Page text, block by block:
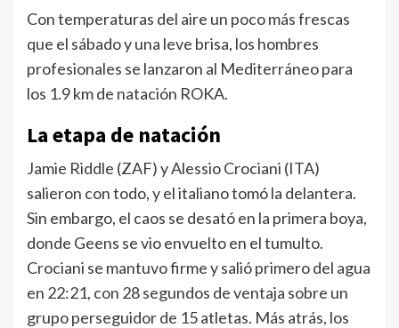
Con temperaturas del aire un poco más frescas
que el sábado y una leve brisa, los hombres
profesionales se lanzaron al Mediterráneo para
los 1.9 km de natación ROKA.
La etapa de natación
Jamie Riddle (ZAF) y Alessio Crociani (ITA)
salieron con todo, y el italiano tomó la delantera.
Sin embargo, el caos se desató en la primera boya,
donde Geens se vio envuelto en el tumulto.
Crociani se mantuvo firme y salió primero del agua
en 22:21, con 28 segundos de ventaja sobre un
grupo perseguidor de 15 atletas. Más atrás, los